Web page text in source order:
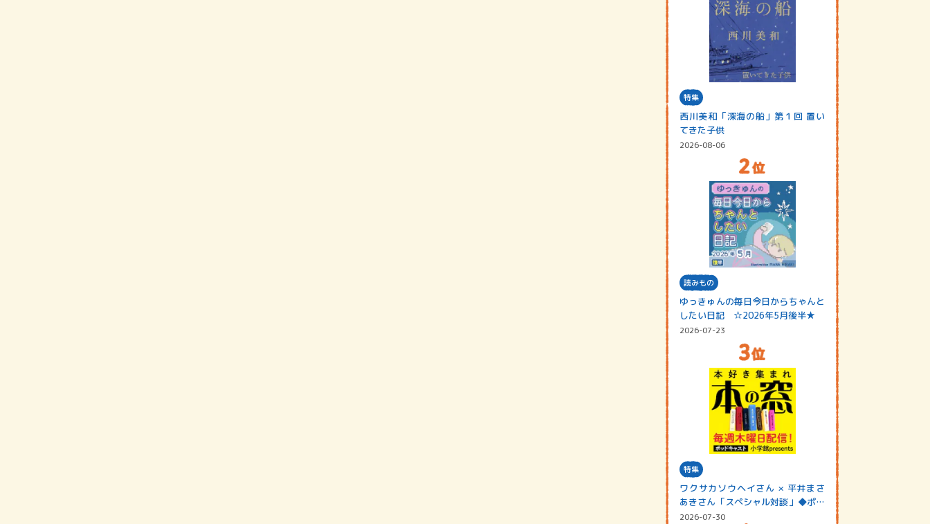
特集
西川美和「深海の船」第１回 置い
てきた子供
2026-08-06
読みもの
ゆっきゅんの毎日今日からちゃんと
したい日記 ☆2026年5月後半★
2026-07-23
特集
ワクサカソウヘイさん × 平井まさ
あきさん「スペシャル対談」◆ポッ
ドキャスト…
2026-07-30